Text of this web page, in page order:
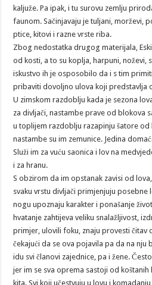
kaljuže. Pa ipak, i tu surovu zemlju
faunom. Sačinjavaju je tuljani, morževi,
ptice, kitovi i razne vrste riba.
Zbog nedostatka drugog materijala,
od kosti, a to su koplja, harpuni, noževi,
iskustvo ih je osposobilo da i s tim
pribaviti dovoljno ulova koji predstavlja
U zimskom razdoblju kada je sezona
za divljači, nastambe prave od blokova
u toplijem razdoblju razapinju šatore od
nastambe su im zemunice. Jedina
Služi im za vuću saonica i lov na
i za hranu.
S obzirom da im opstanak zavisi od
svaku vrstu divljači primjenjuju posebne
nogu upoznaju karakter i ponašanje
hvatanje zahtijeva veliku snalažljivost,
primjer, ulovili foku, znaju provesti čitav
čekajući da se ova pojavila pa da na nju
idu svi članovi zajednice, pa i žene.
jer im se sva oprema sastoji od koštanih
kita. Svi koji učestvuju u lovu i